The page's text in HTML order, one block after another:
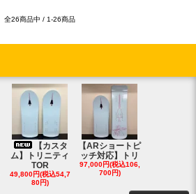
全26商品中 / 1-26商品
【カスタ
ム】トリニティ
TOR
49,800円(税込54,7
80円)
【ARショートピ
ッチ対応】トリ
97,000円(税込106,
700円)